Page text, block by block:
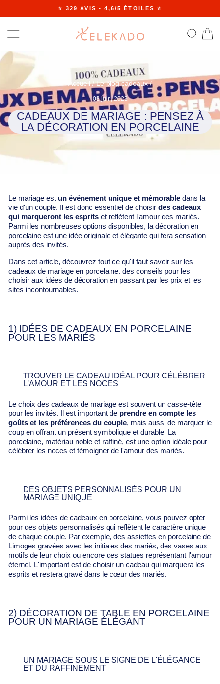
Diaporama
⭐ 329 AVIS • 4,6/5 ÉTOILES ⭐
NAVIGATION
Accueil / Le blog cadeaux /
03 juin, 2023
CADEAUX DE MARIAGE : PENSEZ À
LA DÉCORATION EN PORCELAINE
Le mariage est un événement unique et mémorable dans la
vie d'un couple. Il est donc essentiel de choisir des cadeaux
qui marqueront les esprits et reflètent l'amour des mariés.
Parmi les nombreuses options disponibles, la décoration en
porcelaine est une idée originale et élégante qui fera sensation
auprès des invités.
Dans cet article, découvrez tout ce qu'il faut savoir sur les
cadeaux de mariage en porcelaine, des conseils pour les
choisir aux idées de décoration en passant par les prix et les
sites incontournables.
1) IDÉES DE CADEAUX EN PORCELAINE
POUR LES MARIÉS
TROUVER LE CADEAU IDÉAL POUR CÉLÉBRER
L'AMOUR ET LES NOCES
Le choix des cadeaux de mariage est souvent un casse-tête
pour les invités. Il est important de prendre en compte les
goûts et les préférences du couple, mais aussi de marquer le
coup en offrant un présent symbolique et durable. La
porcelaine, matériau noble et raffiné, est une option idéale pour
célébrer les noces et témoigner de l'amour des mariés.
DES OBJETS PERSONNALISÉS POUR UN
MARIAGE UNIQUE
Parmi les idées de cadeaux en porcelaine, vous pouvez opter
pour des objets personnalisés qui reflètent le caractère unique
de chaque couple. Par exemple, des assiettes en porcelaine de
Limoges gravées avec les initiales des mariés, des vases aux
motifs de leur choix ou encore des statues représentant l'amour
éternel. L'important est de choisir un cadeau qui marquera les
esprits et restera gravé dans le cœur des mariés.
2) DÉCORATION DE TABLE EN PORCELAINE
POUR UN MARIAGE ÉLÉGANT
UN MARIAGE SOUS LE SIGNE DE L'ÉLÉGANCE
ET DU RAFFINEMENT